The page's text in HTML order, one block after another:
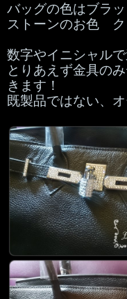
バッグの色はブラ
ストーンのお色 ク
数字やイニシャル
とりあえず金具の
きます！
既製品ではない、